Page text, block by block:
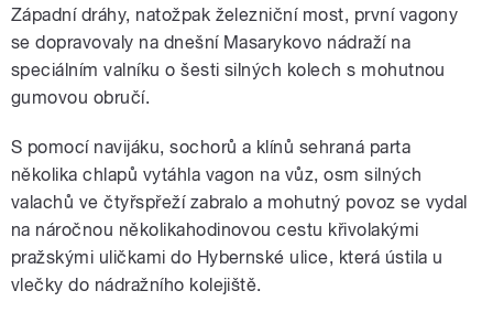
Západní dráhy, natožpak železniční most, první vagony
se dopravovaly na dnešní Masarykovo nádraží na
speciálním valníku o šesti silných kolech s mohutnou
gumovou obručí.
S pomocí navijáku, sochorů a klínů sehraná parta
několika chlapů vytáhla vagon na vůz, osm silných
valachů ve čtyřspřeží zabralo a mohutný povoz se vydal
na náročnou několikahodinovou cestu křivolakými
pražskými uličkami do Hybernské ulice, která ústila u
vlečky do nádražního kolejiště.